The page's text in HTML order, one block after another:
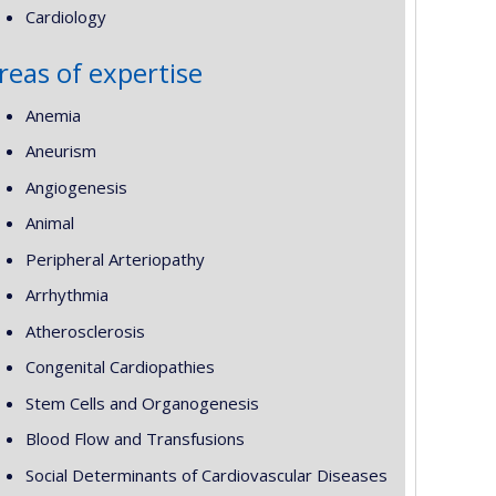
Cardiology
of expertise
Anemia
Aneurism
Angiogenesis
Animal
Peripheral Arteriopathy
Arrhythmia
Atherosclerosis
Congenital Cardiopathies
Stem Cells and Organogenesis
Blood Flow and Transfusions
Social Determinants of Cardiovascular Diseases